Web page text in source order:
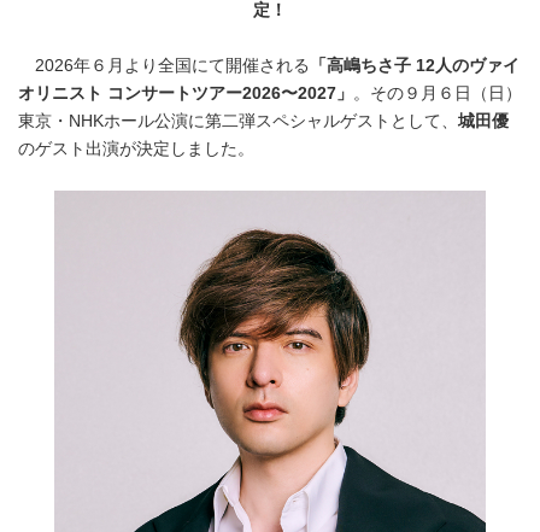
定！
2026年６月より全国にて開催される 「高嶋ちさ子 12人のヴァイ
オリニスト コンサートツアー2026〜2027 」 。その９月６日（日）
東京・NHKホール公演に第二弾スペシャルゲストとして、 城田優
のゲスト出演が決定しました。